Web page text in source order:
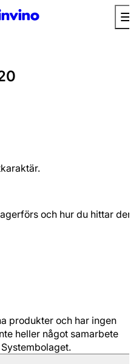
och hur du hittar den.
produkter och har ingen
heller något samarbete